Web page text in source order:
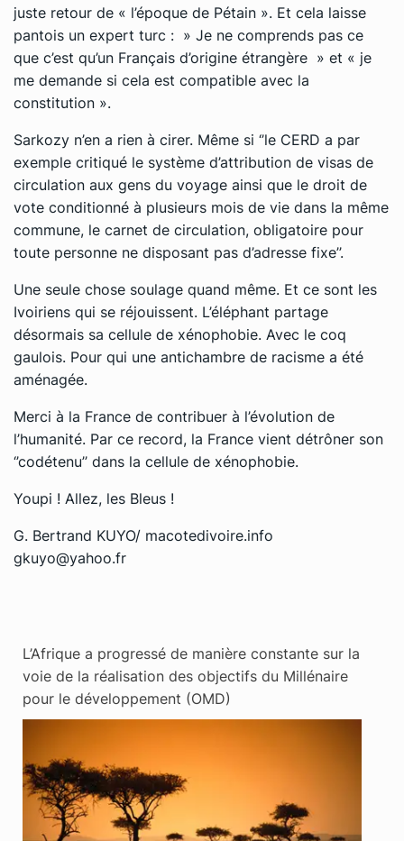
juste retour de « l’époque de Pétain ». Et cela laisse
pantois un expert turc : » Je ne comprends pas ce
que c’est qu’un Français d’origine étrangère » et « je
me demande si cela est compatible avec la
constitution ».
Sarkozy n’en a rien à cirer. Même si ‘’le CERD a par
exemple critiqué le système d’attribution de visas de
circulation aux gens du voyage ainsi que le droit de
vote conditionné à plusieurs mois de vie dans la même
commune, le carnet de circulation, obligatoire pour
toute personne ne disposant pas d’adresse fixe’’.
Une seule chose soulage quand même. Et ce sont les
Ivoiriens qui se réjouissent. L’éléphant partage
désormais sa cellule de xénophobie. Avec le coq
gaulois. Pour qui une antichambre de racisme a été
aménagée.
Merci à la France de contribuer à l’évolution de
l’humanité. Par ce record, la France vient détrôner son
‘’codétenu’’ dans la cellule de xénophobie.
Youpi ! Allez, les Bleus !
G. Bertrand KUYO/ macotedivoire.info
gkuyo@yahoo.fr
L’Afrique a progressé de manière constante sur la
voie de la réalisation des objectifs du Millénaire
pour le développement (OMD)